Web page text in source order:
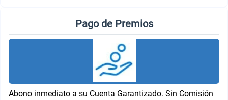
Pago de Premios
Abono inmediato a su Cuenta Garantizado. Sin Comisión